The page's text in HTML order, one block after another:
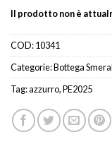
Il prodotto non è
COD:10341
Categorie:Bottega
Tag:azzurro,PE2025